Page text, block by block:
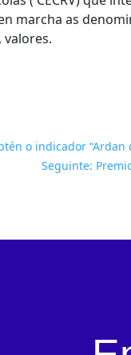
marcha as
valores.
o indicador “Ardan
Seguinte: